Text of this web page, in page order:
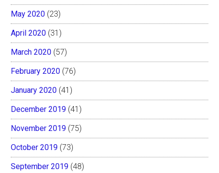
May 2020 (23)
April 2020 (31)
March 2020 (57)
February 2020 (76)
January 2020 (41)
December 2019 (41)
November 2019 (75)
October 2019 (73)
September 2019 (48)